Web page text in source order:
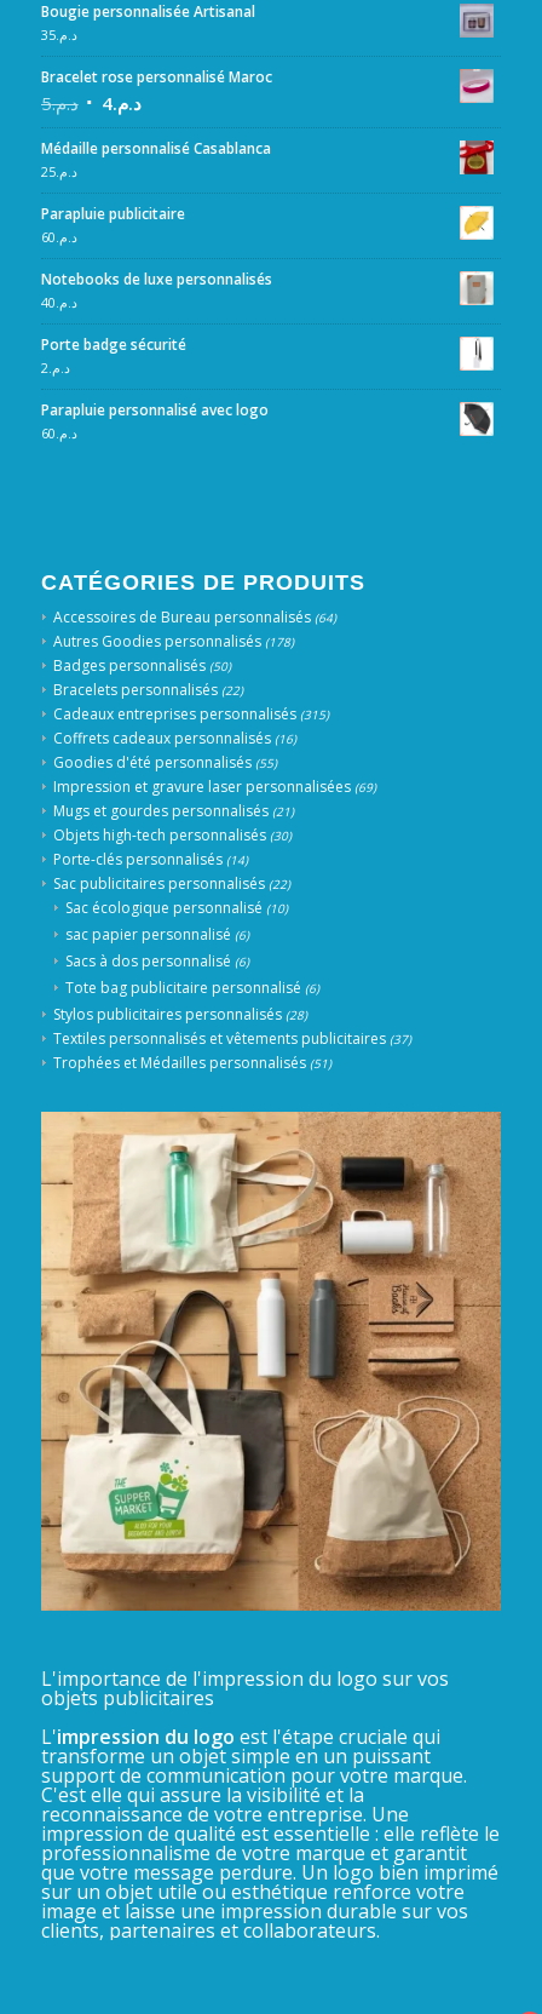
Bougie personnalisée Artisanal
د.م.35
Bracelet rose personnalisé Maroc
د.م.5 د.م.4
Médaille personnalisé Casablanca
د.م.25
Parapluie publicitaire
د.م.60
Notebooks de luxe personnalisés
د.م.40
Porte badge sécurité
د.م.2
Parapluie personnalisé avec logo
د.م.60
CATÉGORIES DE PRODUITS
Accessoires de Bureau personnalisés (64)
Autres Goodies personnalisés (178)
Badges personnalisés (50)
Bracelets personnalisés (22)
Cadeaux entreprises personnalisés (315)
Coffrets cadeaux personnalisés (16)
Goodies d'été personnalisés (55)
Impression et gravure laser personnalisées (69)
Mugs et gourdes personnalisés (21)
Objets high-tech personnalisés (30)
Porte-clés personnalisés (14)
Sac publicitaires personnalisés (22)
Sac écologique personnalisé (10)
sac papier personnalisé (6)
Sacs à dos personnalisé (6)
Tote bag publicitaire personnalisé (6)
Stylos publicitaires personnalisés (28)
Textiles personnalisés et vêtements publicitaires (37)
Trophées et Médailles personnalisés (51)
L'importance de l'impression du logo sur vos
objets publicitaires
L'impression du logo est l'étape cruciale qui
transforme un objet simple en un puissant
support de communication pour votre marque.
C'est elle qui assure la visibilité et la
reconnaissance de votre entreprise. Une
impression de qualité est essentielle : elle reflète le
professionnalisme de votre marque et garantit
que votre message perdure. Un logo bien imprimé
sur un objet utile ou esthétique renforce votre
image et laisse une impression durable sur vos
clients, partenaires et collaborateurs.